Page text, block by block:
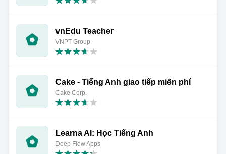
vnEdu Teacher
VNPT Group
Cake - Tiếng Anh giao tiếp miễn phí
Cake Corp.
Learna AI: Học Tiếng Anh
Deep Flow Apps